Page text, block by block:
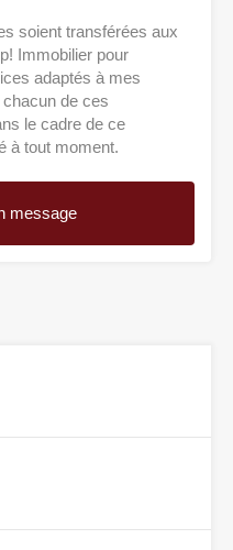
soient transférées aux
Immobilier pour
adaptés à mes
de ces
le cadre de ce
à tout moment.
message